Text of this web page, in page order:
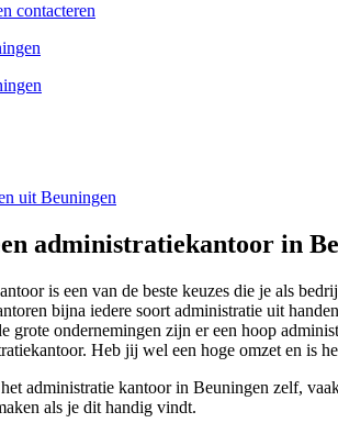
contacteren
uit Beuningen
administratiekantoor in
is een van de beste keuzes die je als
bijna iedere soort administratie uit
grote ondernemingen zijn er een hoop
Heb jij wel een hoge omzet en is
administratie kantoor in Beuningen zelf,
als je dit handig vindt.